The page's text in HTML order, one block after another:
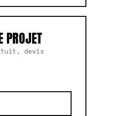
PROJET
devis